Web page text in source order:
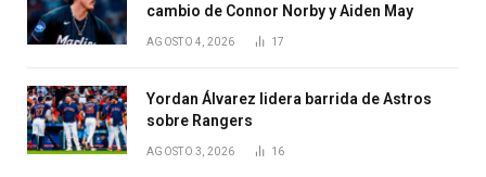
cambio de Connor Norby y Aiden May
AGOSTO 4, 2026 17
Yordan Álvarez lidera barrida de Astros
sobre Rangers
AGOSTO 3, 2026 16